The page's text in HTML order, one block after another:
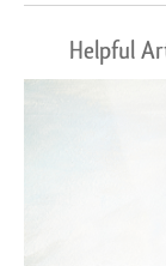
Helpful